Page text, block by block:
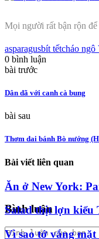
Mọi người rất bận rộn
asparagusbít tếtcháo ngô
0 bình luận
bài trước
Dân dã với canh cà bung
bài sau
Thơm dai bánh Bò nướng
Bài viết liên quan
Bình luận